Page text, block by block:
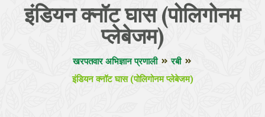
इंडियन क्नॉट घास (पोलिगोनम
प्लेबेजम)
खरपतवार अभिज्ञान प्रणाली
रबी
इंडियन क्नॉट घास (पोलिगोनम प्लेबेजम)